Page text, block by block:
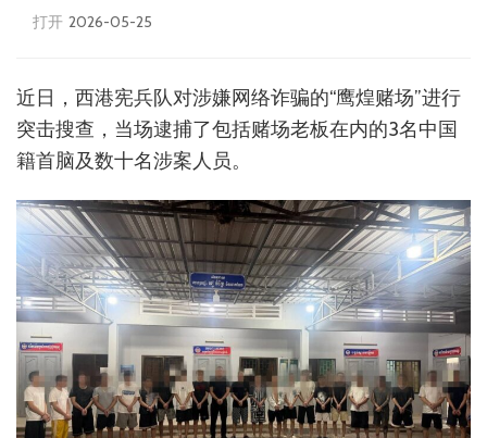
打开 2026-05-25
近日，西港宪兵队对涉嫌网络诈骗的“鹰煌赌场”进行
突击搜查，当场逮捕了包括赌场老板在内的3名中国
籍首脑及数十名涉案人员。